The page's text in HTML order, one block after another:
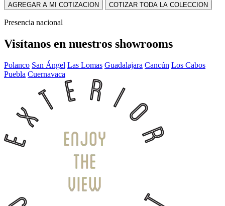
AGREGAR A MI COTIZACION COTIZAR TODA LA COLECCION
Presencia nacional
Visítanos en nuestros showrooms
Polanco San Ángel Las Lomas Guadalajara Cancún Los Cabos
Puebla Cuernavaca